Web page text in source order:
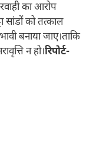
का आरोप
सांडों को तत्काल
बनाया जाए।ताकि
न हो।रिपोर्ट-